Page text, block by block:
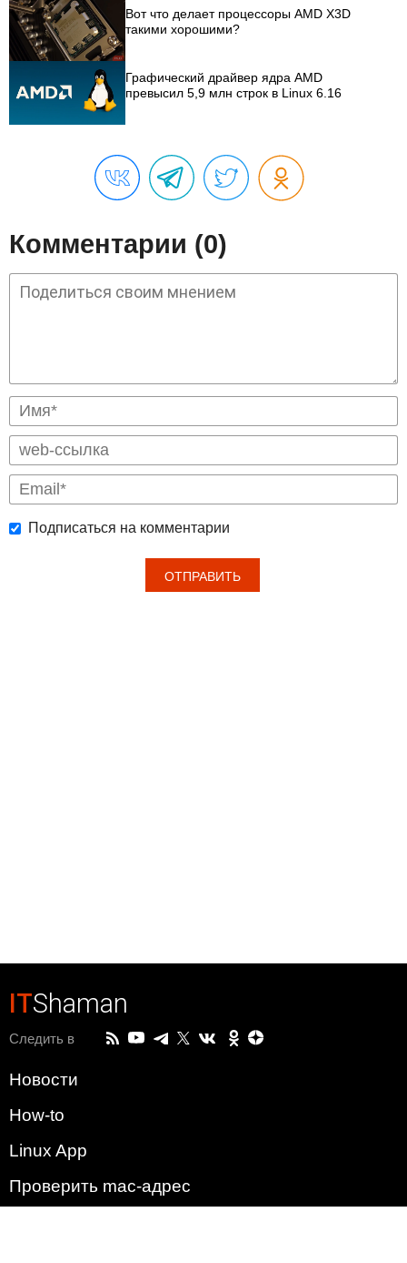
Вот что делает процессоры AMD X3D
такими хорошими?
Графический драйвер ядра AMD
превысил 5,9 млн строк в Linux 6.16
Комментарии (0)
Подписаться на комментарии
ITShaman
Следить в
Новости
How-to
Linux App
Проверить mac-адрес